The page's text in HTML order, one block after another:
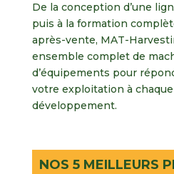
De la conception d’une
puis à la formation
après-vente, MAT-
ensemble complet de
d’équipements pour
votre exploitation à
développement.
NOS 5 MEILLEURS